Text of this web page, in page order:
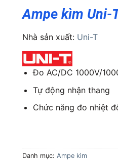
Ampe kìm Uni-
Nhà sản xuất: Uni-T
Đo AC/DC 1000V/
Tự động nhận thang
Chức năng đo nhiệt
Danh mục: Ampe kìm